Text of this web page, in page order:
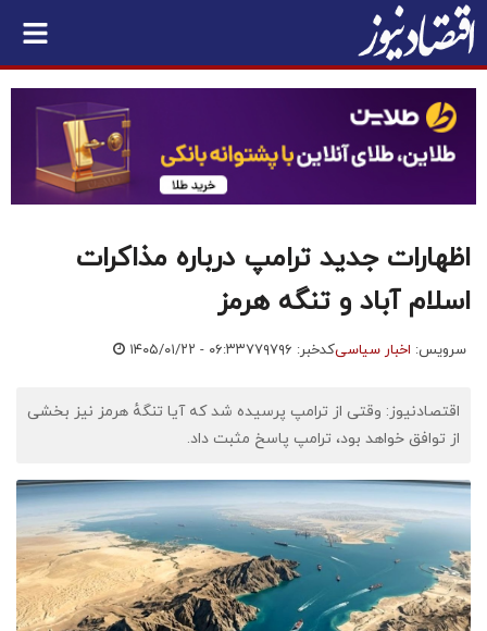
اظهارات جدید ترامپ درباره مذاکرات
اسلام آباد و تنگه هرمز
سرویس: اخبار سیاسیکدخبر: ۷۷۹۷۹۶ ۱۴۰۵/۰۱/۲۲ - ۰۶:۳۳
اقتصادنیوز: وقتی از ترامپ پرسیده شد که آیا تنگهٔ هرمز نیز بخشی
از توافق خواهد بود، ترامپ پاسخ مثبت داد.